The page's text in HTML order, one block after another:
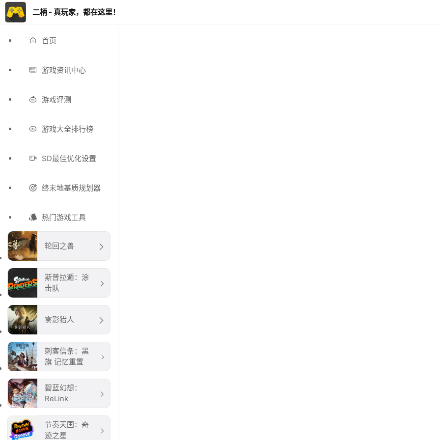
二柄 - 真玩家，都在这里！
首页
游戏资讯中心
游戏评测
游戏大全排行榜
SD最佳优化设置
终末地基质规划器
热门游戏工具
轮回之兽
斯普拉遁：涂
击队
雾影猎人
刺客信条：黑
旗 记忆重置
碧蓝幻想：
ReLink
节奏天国：奇
迹之星